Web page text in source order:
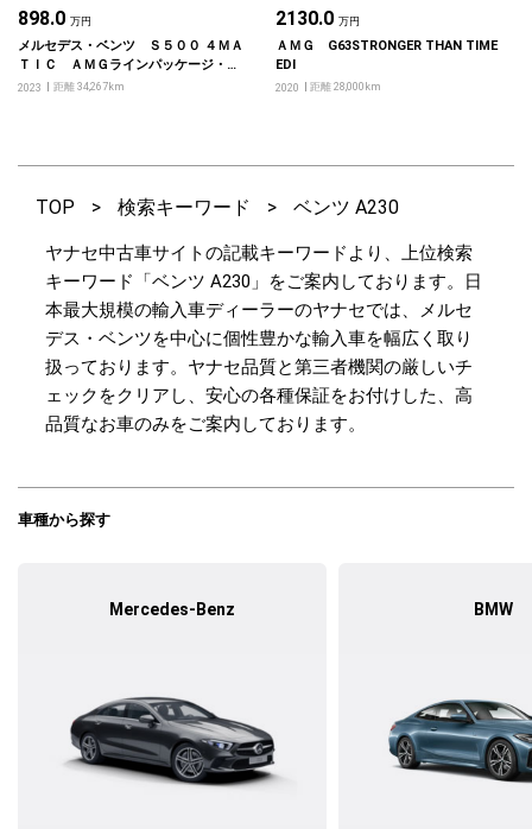
898.0 万円
メルセデス・ベンツ Ｓ５００ ４ＭＡ
ＴＩＣ ＡＭＧラインパッケージ・レ
ザーエクスクルーシブパッケージ・ベ
2023 距離 34,267km
2130.0 万円
ＡＭＧ G63STRONGER THAN TIME
EDI
2020 距離 28,000km
TOP > 検索キーワード > ベンツ A230
ヤナセ中古車サイトの記載キーワードより、上位検索
キーワード「ベンツ A230」をご案内しております。日
本最大規模の輸入車ディーラーのヤナセでは、メルセ
デス・ベンツを中心に個性豊かな輸入車を幅広く取り
扱っております。ヤナセ品質と第三者機関の厳しいチ
ェックをクリアし、安心の各種保証をお付けした、高
品質なお車のみをご案内しております。
車種から探す
Mercedes-Benz BMW